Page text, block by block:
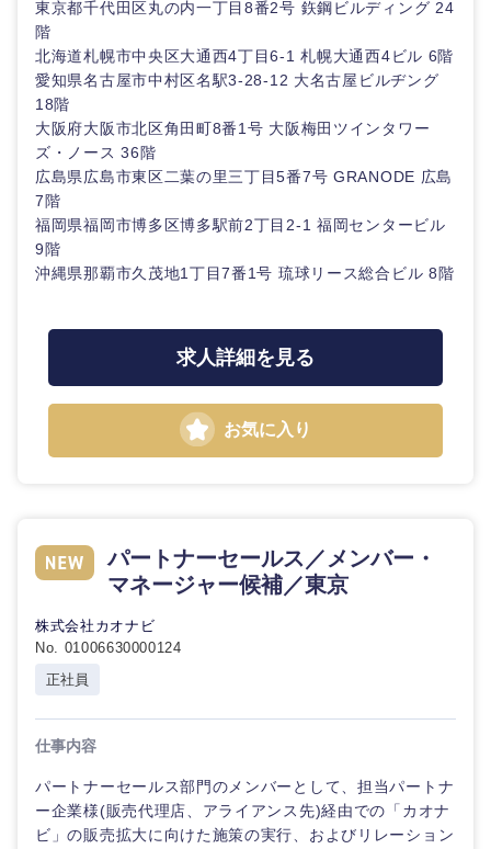
選択する
選択する
選択する
選択する
東京都千代田区丸の内一丁目8番2号 鉃鋼ビルディング 24
階
北海道札幌市中央区大通西4丁目6-1 札幌大通西4ビル 6階
愛知県名古屋市中村区名駅3-28-12 大名古屋ビルヂング
18階
大阪府大阪市北区角田町8番1号 大阪梅田ツインタワー
ズ・ノース 36階
広島県広島市東区二葉の里三丁目5番7号 GRANODE 広島
7階
福岡県福岡市博多区博多駅前2丁目2-1 福岡センタービル
9階
沖縄県那覇市久茂地1丁目7番1号 琉球リース総合ビル 8階
求人詳細を見る
お気に入り
パートナーセールス／メンバー・
マネージャー候補／東京
株式会社カオナビ
No. 01006630000124
正社員
仕事内容
パートナーセールス部門のメンバーとして、担当パートナ
ー企業様(販売代理店、アライアンス先)経由での「カオナ
ビ」の販売拡大に向けた施策の実行、およびリレーション